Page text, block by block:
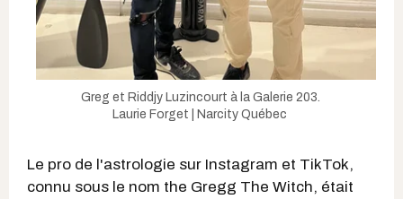
Greg et Riddjy Luzincourt à la Galerie 203.
Laurie Forget | Narcity Québec
Le pro de l'astrologie sur Instagram et TikTok,
connu sous le nom the Gregg The Witch, était